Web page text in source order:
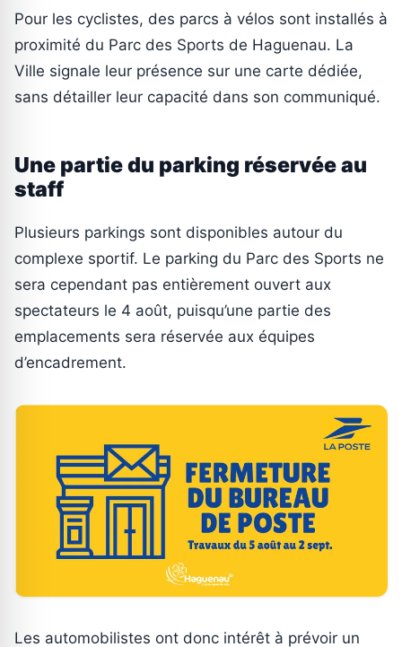
Pour les cyclistes, des parcs à vélos sont installés à
proximité du Parc des Sports de Haguenau. La
Ville signale leur présence sur une carte dédiée,
sans détailler leur capacité dans son communiqué.
Une partie du parking réservée au
staff
Plusieurs parkings sont disponibles autour du
complexe sportif. Le parking du Parc des Sports ne
sera cependant pas entièrement ouvert aux
spectateurs le 4 août, puisqu’une partie des
emplacements sera réservée aux équipes
d’encadrement.
Les automobilistes ont donc intérêt à prévoir un